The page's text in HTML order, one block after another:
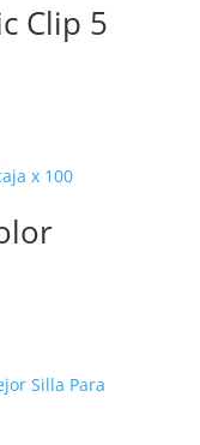
Clip 5